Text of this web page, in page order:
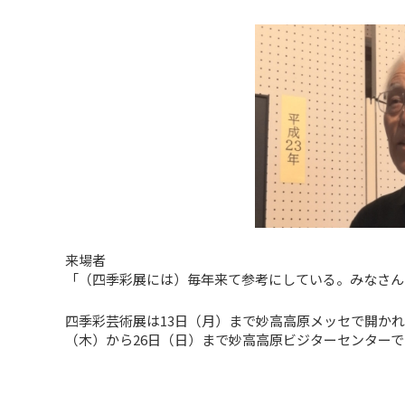
来場者
「（四季彩展には）毎年来て参考にしている。みなさ
四季彩芸術展は13日（月）まで妙高高原メッセで開か
（木）から26日（日）まで妙高高原ビジターセンター